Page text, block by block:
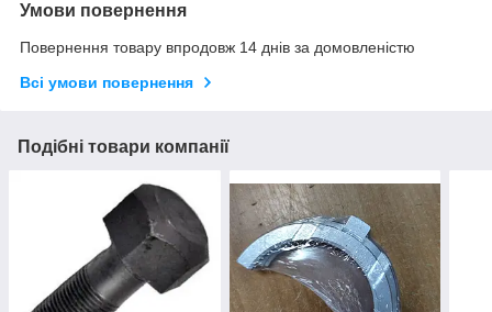
Умови повернення
Повернення товару впродовж 14 днів за домовленістю
Всі умови повернення
Подібні товари компанії